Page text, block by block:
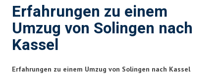
Erfahrungen zu einem
Umzug von Solingen nach
Kassel
Erfahrungen zu einem Umzug von Solingen nach Kassel